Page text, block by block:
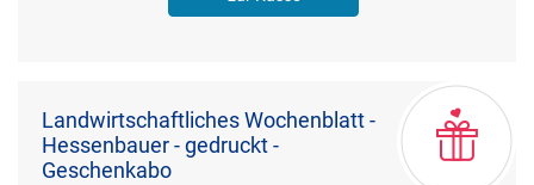
Landwirtschaftliches Wochenblatt -
Hessenbauer - gedruckt -
Geschenkabo